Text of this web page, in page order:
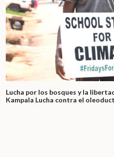
Lucha por los bosques y la
Kampala Lucha contra el